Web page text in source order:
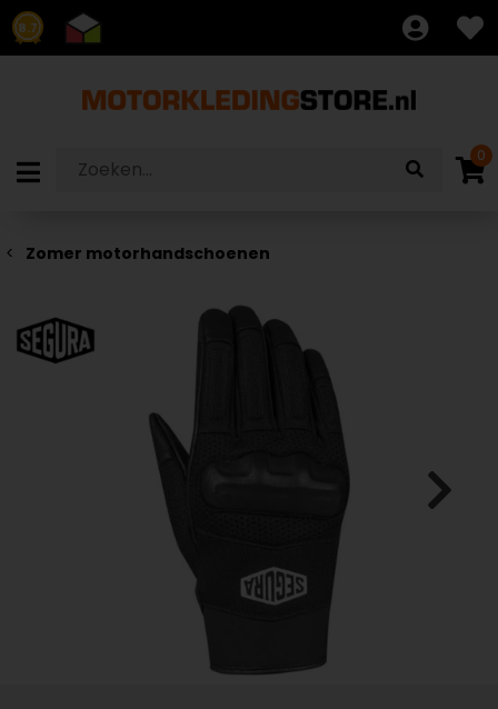
8.7
0
Zomer motorhandschoenen